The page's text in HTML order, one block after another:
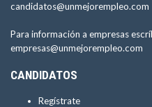
candidatos@unmejorempleo.com
Para información a empresas
empresas@unmejorempleo.com
CANDIDATOS
Regístrate